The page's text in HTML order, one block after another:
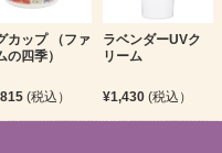
カップ （ファ
の四季）
(税込）
ラベンダーUVク
リーム
¥1,430 (税込）